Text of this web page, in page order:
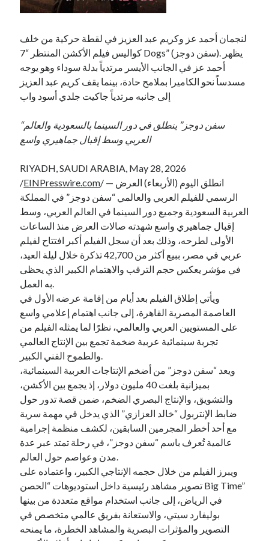
لنجمان أحمد عز وكريم عبد العزيز في لقطة حركية من خلف
كواليس فيلم الأكشن المنتظر “7 Dogs” (سفن دوجز). يظهر
أحمد عز في الجانب الأيسر مرتدياً بدلة سوداء وهو يوجه
مسدساً نحو الكاميرا بملامح حادة، بينما يقف كريم عبد العزيز
إلى جانبه مرتدياً جاكيت جلدي أسود واب
“سفن دوجز” ينطلق في دور السينما بالسعودية والعالم
العربي وسط إقبال جماهيري واسع
RIYADH, SAUDI ARABIA, May 28, 2026
/EINPresswire.com/ — انطلق اليوم (الأربعاء) العرض
الرسمي للفيلم العربي والعالمي “سفن دوجز” في المملكة
العربية السعودية وجميع دور السينما في العالم العربي، وسط
إقبال جماهيري واسع شهدته صالات العرض منذ الساعات
الأولى لطرحه، وذلك بعد أن سجل الفيلم أكبر افتتاح لفيلم
عربي في مصر، ببيع أكثر من 42,700 تذكرة خلال ليلة العيد،
في مؤشر يعكس حجم الترقب والاهتمام الكبير الذي يحظى
ويأتي إطلاق الفيلم بعد أيام من إقامة عرضه الأول في
العاصمة المصرية القاهرة، إلى جانب اهتمام إعلامي واسع
على المستويين العربي والعالمي، نظرًا لما يمثله الفيلم من
تجربة سينمائية عربية ضخمة تجمع بين الإنتاج العالمي
ويعد “سفن دوجز” من أضخم الإنتاجات العربية السينمائية،
بميزانية بلغت 40 مليون دولار، إذ يجمع بين الأكشن،
والتشويق، والإنتاج البصري الضخم، ضمن قصة تدور حول
ضابط الإنتربول “خالد العزازي” الذي يدخل في مهمة سرية
مع أحد أخطر المجرمين السابقين، لكشف منظمة إجرامية
عالمية تُعرف باسم “سفن دوجز”، في رحلة تمتد عبر عدة
ويبرز الفيلم من خلال حجمه الإنتاجي الكبير، واعتماده على
تصوير مشاهد رئيسية داخل استوديوهات “الحصن Big Time”
في الرياض، إلى جانب استخدام مواقع متعددة من بينها
بوليفارد سيتي، والاستعانة بفريق عالمي متخصص في
التصوير والمؤثرات البصرية والمشاهد الخطرة، ما يمنحه